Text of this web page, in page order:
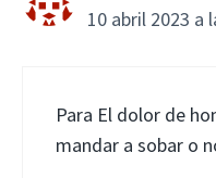
10 abril 2023 a
Para El dolor de
mandar a sobar o